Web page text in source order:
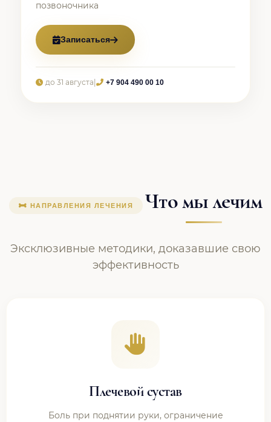
позвоночника
Записаться
до 31 августа +7 904 490 00 10
НАПРАВЛЕНИЯ ЛЕЧЕНИЯ Что мы лечим
Эксклюзивные методики, доказавшие свою
эффективность
Плечевой сустав
Боль при поднятии руки, ограничение